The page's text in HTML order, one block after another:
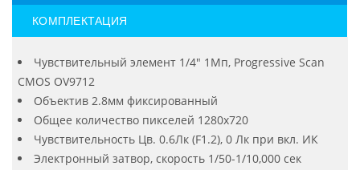
КОМПЛЕКТАЦИЯ
Чувствительный элемент 1/4" 1Мп, Progressive Scan
CMOS OV9712
Объектив 2.8мм фиксированный
Общее количество пикселей 1280х720
Чувствительность Цв. 0.6Лк (F1.2), 0 Лк при вкл. ИК
Электронный затвор, скорость 1/50-1/10,000 сек